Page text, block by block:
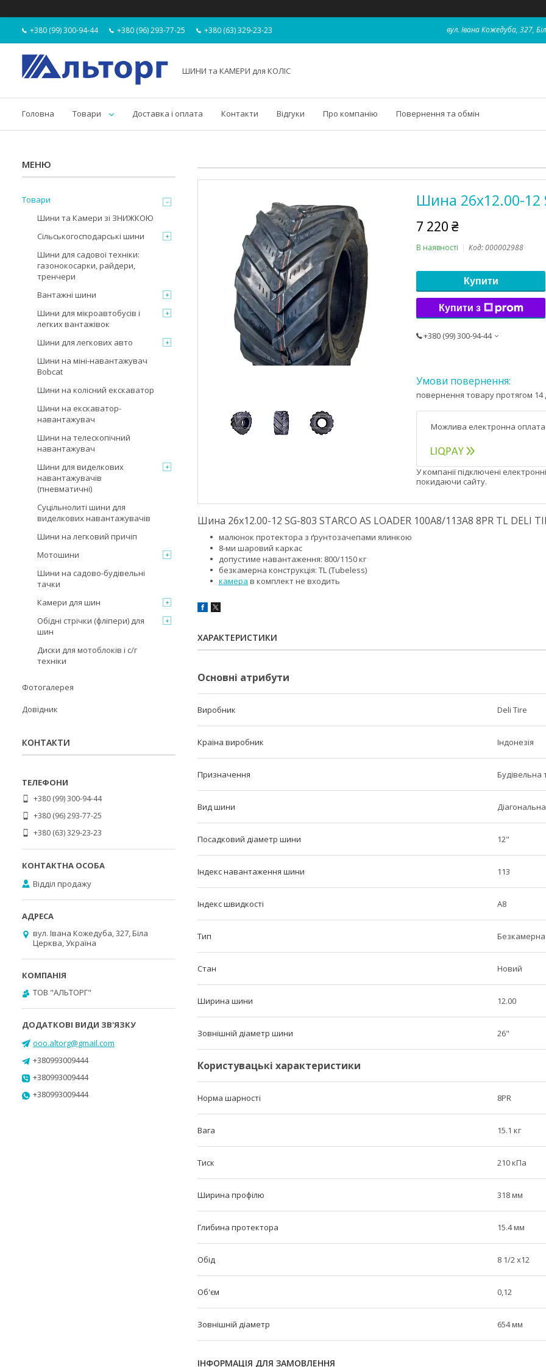
+380 (99) 300-94-44 +380 (96) 293-77-25 +380 (63) 329-23-23 вул. Івана Кожедуба, 327,
ШИНИ та КАМЕРИ для КОЛІС
Головна Товари Доставка і оплата Контакти Відгуки Про компанію Повернення та обмін
Шина 26x12.00-12
7 220 ₴
В наявності Код:000002988
Купити
Купити з
+380 (99) 300-94-44
повернення товару протягом 14
У компанії підключені
покидаючи сайту.
Шина 26x12.00-12 SG-803 STARCO AS LOADER 100A8/113A8 8PR TL DELI
малюнок протектора з ґрунтозачепами ялинкою
8-ми шаровий каркас
допустиме навантаження: 800/1150 кг
безкамерна конструкція: TL (Tubeless)
камера в комплект не входить
ХАРАКТЕРИСТИКИ
Основні атрибути
Виробник Deli Tire
Країна виробник Індонезія
Призначення Будівельна
Вид шини Діагональна
Посадковий діаметр шини 12"
Індекс навантаження шини 113
Індекс швидкості A8
Тип Безкамерна
Стан Новий
Ширина шини 12.00
Зовнішній діаметр шини 26"
Користувацькі характеристики
Норма шарності 8PR
Вага 15.1 кг
Тиск 210 кПа
Ширина профілю 318 мм
Глибина протектора 15.4 мм
Обід 8 1/2 x12
Об'єм 0,12
Зовнішній діаметр 654 мм
ІНФОРМАЦІЯ ДЛЯ ЗАМОВЛЕННЯ
Товари
Шини та Камери зі ЗНИЖКОЮ
Сільськогосподарські шини
Шини для садової техніки:
газонокосарки, райдери,
тренчери
Вантажні шини
Шини для мікроавтобусів і
легких вантажівок
Шини для легкових авто
Шини на міні-навантажувач
Bobcat
Шини на колісний екскаватор
Шини на екскаватор-
навантажувач
Шини на телескопічний
навантажувач
Шини для виделкових
навантажувачів
(пневматичні)
Суцільнолиті шини для
виделкових навантажувачів
Шини на легковий причіп
Мотошини
Шини на садово-будівельні
тачки
Камери для шин
Обідні стрічки (фліпери) для
шин
Диски для мотоблоків і с/г
техніки
Фотогалерея
Довідник
КОНТАКТИ
+380 (99) 300-94-44
+380 (96) 293-77-25
+380 (63) 329-23-23
Відділ продажу
вул. Івана Кожедуба, 327, Біла
Церква, Україна
ТОВ "АЛЬТОРГ"
ooo.altorg@gmail.com
+380993009444
+380993009444
+380993009444